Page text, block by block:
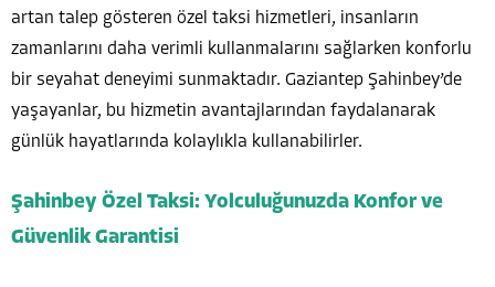
artan talep gösteren özel taksi hizmetleri, insanların
zamanlarını daha verimli kullanmalarını sağlarken konforlu
bir seyahat deneyimi sunmaktadır. Gaziantep Şahinbey’de
yaşayanlar, bu hizmetin avantajlarından faydalanarak
günlük hayatlarında kolaylıkla kullanabilirler.
Şahinbey Özel Taksi: Yolculuğunuzda Konfor ve
Güvenlik Garantisi